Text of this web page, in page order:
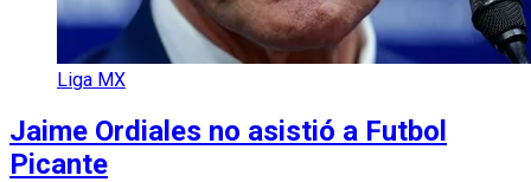
Liga MX
Jaime Ordiales no asistió a Futbol
Picante